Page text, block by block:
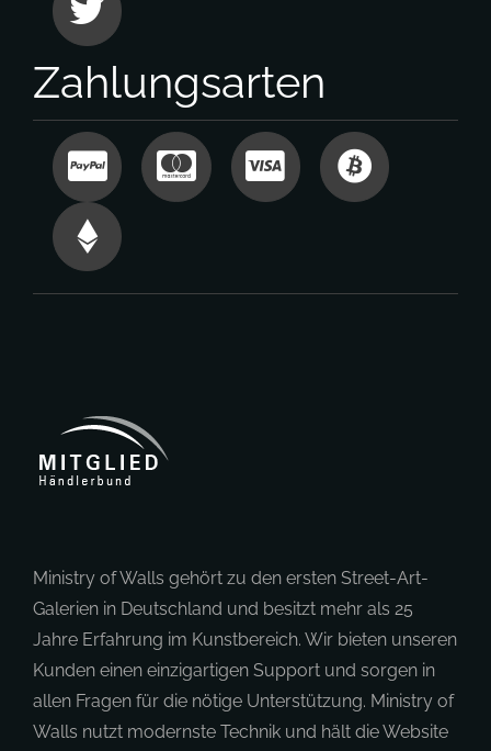
Zahlungsarten
Ministry of Walls gehört zu den ersten Street-Art-
Galerien in Deutschland und besitzt mehr als 25
Jahre Erfahrung im Kunstbereich. Wir bieten unseren
Kunden einen einzigartigen Support und sorgen in
allen Fragen für die nötige Unterstützung. Ministry of
Walls nutzt modernste Technik und hält die Website